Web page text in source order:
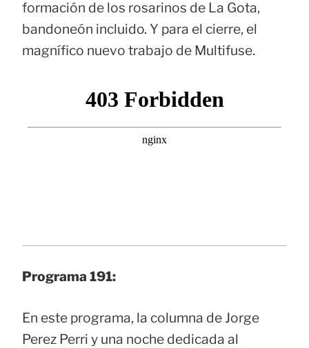
formación de los rosarinos de La Gota,
bandoneón incluido. Y para el cierre, el
magnífico nuevo trabajo de Multifuse.
Programa 191:
En este programa, la columna de Jorge
Perez Perri y una noche dedicada al